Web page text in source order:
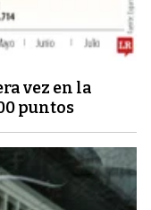
vez en la
puntos